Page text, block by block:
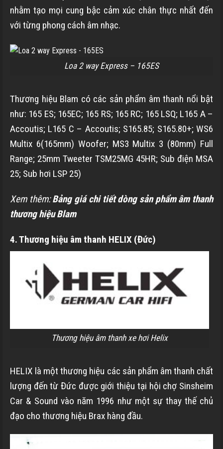
nhằm tạo mọi cung bậc cảm xúc chân thực nhất đến
với từng phong cách âm nhạc.
Loa 2 way Express – 165ES
Thương hiệu Blam có các sản phẩm âm thanh nổi bật
như: 165 ES; 165EC; 165 RS; 165 RC; 165 LSQ; L165 A –
Accoutis; L165 C – Accoutis; S165.85; S165.80+; WS6
Multix 6(165mm) Woofer; MS3 Multix 3 (80mm) Full
Range; 25mm Tweeter TSM25MG 45HR; Sub điện MSA
25; Sub hơi LSP 25)
Xem thêm:Bảng giá chi tiết dòng sản phẩm âm thanh
thương hiệu Blam
4. Thương hiệu âm thanh HELIX (Đức)
Thương hiệu âm thanh xe hơi Helix
HELIX là một thương hiệu các sản phẩm âm thanh chất
lượng đến từ Đức được giới thiệu tại hội chợ Sinsheim
Car & Sound vào năm 1996 như một sự thay thế chủ
đạo cho thương hiệu Brax hàng đầu.